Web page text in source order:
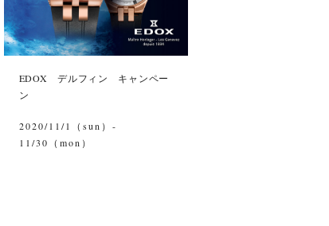
EDOX デルフィン キャンペー
ン
2020/11/1（sun）-
11/30（mon）